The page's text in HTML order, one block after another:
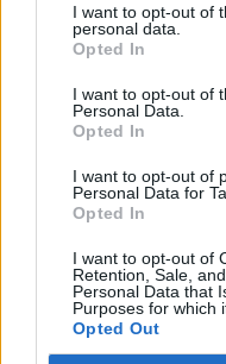
I want to opt-out of
personal data.
Opted In
I want to opt-out of
Personal Data.
Opted In
I want to opt-out of
Personal Data for
Opted In
I want to opt-out of
Retention, Sale,
Personal Data that
Purposes for which
Opted Out
De
duidelijker
Ajax begint
Zo overtuigde
Waarom steeds
verlaten